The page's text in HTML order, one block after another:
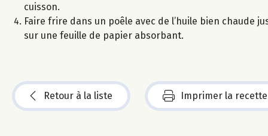
cuisson.
Faire frire dans un poêle avec de l’huile bien chaude
sur une feuille de papier absorbant.
Retour à la liste Imprimer la recette